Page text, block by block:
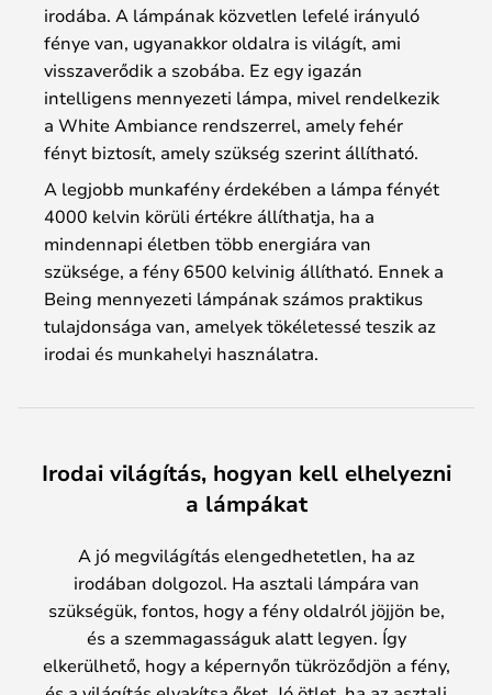
irodába. A lámpának közvetlen lefelé irányuló
fénye van, ugyanakkor oldalra is világít, ami
visszaverődik a szobába. Ez egy igazán
intelligens mennyezeti lámpa, mivel rendelkezik
a White Ambiance rendszerrel, amely fehér
fényt biztosít, amely szükség szerint állítható.
A legjobb munkafény érdekében a lámpa fényét
4000 kelvin körüli értékre állíthatja, ha a
mindennapi életben több energiára van
szüksége, a fény 6500 kelvinig állítható. Ennek a
Being mennyezeti lámpának számos praktikus
tulajdonsága van, amelyek tökéletessé teszik az
irodai és munkahelyi használatra.
Irodai világítás, hogyan kell elhelyezni
a lámpákat
A jó megvilágítás elengedhetetlen, ha az
irodában dolgozol. Ha asztali lámpára van
szükségük, fontos, hogy a fény oldalról jöjjön be,
és a szemmagasságuk alatt legyen. Így
elkerülhető, hogy a képernyőn tükröződjön a fény,